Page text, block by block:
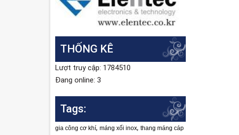
THỐNG KÊ
Lượt truy cập: 1784510
Đang online: 3
Tags:
gia công cơ khí, máng xối inox, thang máng cáp